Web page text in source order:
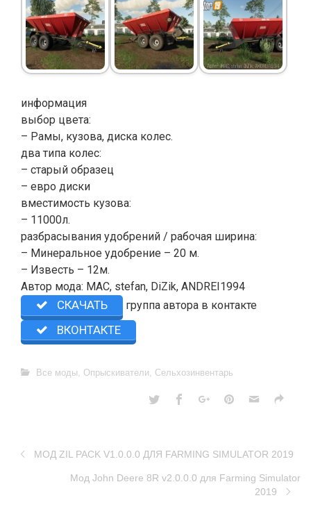
информация
выбор цвета:
– Рамы, кузова, диска колес.
два типа колес:
– старый образец
– евро диски
вместимость кузова:
– 11000л.
разбрасывания удобрений / рабочая ширина:
– Минеральное удобрение – 20 м.
– Известь – 12м.
Автор мода: MAC, stefan, DiZik, ANDREI1994
СКАЧАТЬ группа автора в контакте
ВКОНТАКТЕ
Все моды, Опрыскиватели, Сельхозинвентарь
МОД ZIL PACK V1.0.0.0 ДЛЯ FARMING SIMULATOR 2019
Мод John Deere 8R v2.0.0.0 для Farming Simulator
2019